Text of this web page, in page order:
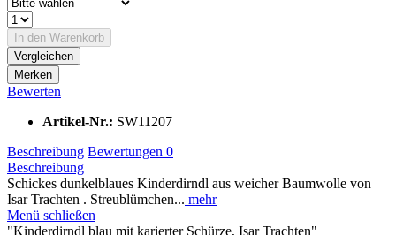
In den Warenkorb
Vergleichen
Merken
Bewerten
Artikel-Nr.: SW11207
Beschreibung Bewertungen 0
Beschreibung
Schickes dunkelblaues Kinderdirndl aus weicher Baumwolle von
Isar Trachten . Streublümchen... mehr
Menü schließen
"Kinderdirndl blau mit karierter Schürze, Isar Trachten"